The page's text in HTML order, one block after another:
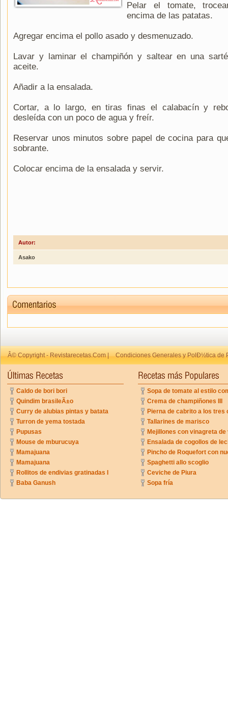
Pelar el tomate,
encima de las patatas.
Agregar encima el pollo asado y desmenuzado.
Lavar y laminar el champiñón y saltear en una
aceite.
Añadir a la ensalada.
Cortar, a lo largo, en tiras finas el calabacín y
desleída con un poco de agua y freír.
Reservar unos minutos sobre papel de cocina para
sobrante.
Colocar encima de la ensalada y servir.
Autor:
Asako
Â© Copyright - Revistarecetas.Com | Condiciones Generales y PolÐ½tica de
Caldo de bori bori
Quindim brasileÃ±o
Curry de alubias pintas y batata
Turron de yema tostada
Pupusas
Mouse de mburucuya
Mamajuana
Mamajuana
Rollitos de endivias gratinadas I
Baba Ganush
Sopa de tomate al estilo
Crema de champiñones III
Pierna de cabrito a los tres
Tallarines de marisco
Mejillones con vinagreta
Ensalada de cogollos de
Pincho de Roquefort con
Spaghetti allo scoglio
Ceviche de Piura
Sopa fría